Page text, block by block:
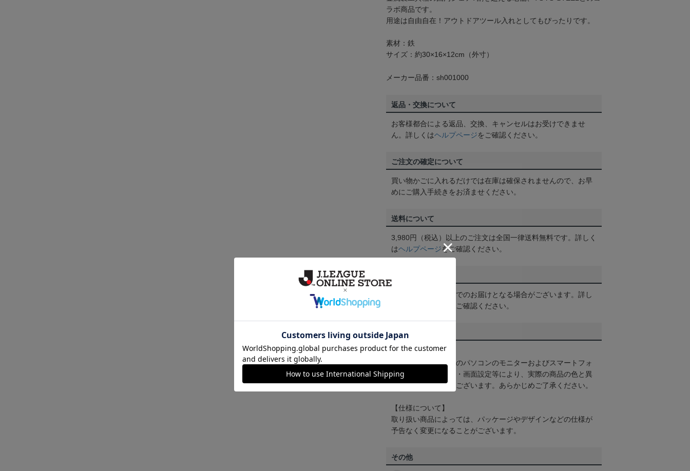
ラボ商品です。
用途は自由自在！アウトドアツール入れとしてもぴったりです。
素材：鉄
サイズ：約30×16×12cm（外寸）
メーカー品番：sh001000
返品・交換について
お客様都合による返品、交換、キャンセルはお受けできませ
ん。詳しくはヘルプページをご確認ください。
ご注文の確定について
買い物かごに入れるだけでは在庫は確保されませんので、お早
めにご購入手続きをお済ませください。
送料について
3,980円（税込）以上のご注文は全国一律送料無料です。詳しく
はヘルプページをご確認ください。
一部商品はメール便でのお届けとなる場合がございます。詳し
をご確認ください。
商品について
【カラーについて】
商品画像は、お使いのパソコンのモニターおよびスマートフォ
ンのメーカー・機種・画面設定等により、実際の商品の色と異
なって見える場合がございます。あらかじめご了承ください。
【仕様について】
取り扱い商品によっては、パッケージやデザインなどの仕様が
予告なく変更になることがございます。
その他